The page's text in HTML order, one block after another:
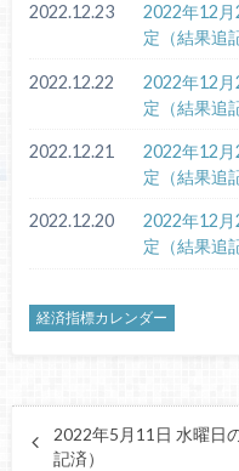
2022.12.23
2022年12
定（結果追
2022.12.22
2022年12
定（結果追
2022.12.21
2022年12
定（結果追
2022.12.20
2022年12
定（結果追
経済指標カレンダー
2022年5月11日 水曜日
記済）